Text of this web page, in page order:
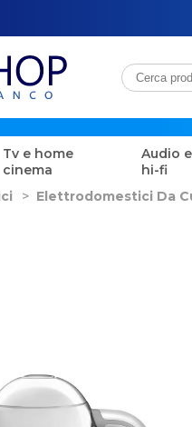
Tv e home
cinema
Audio e
hi-fi
> Elettrodomestici Da